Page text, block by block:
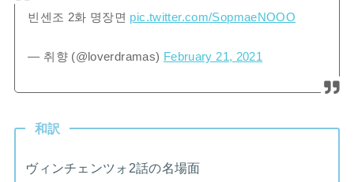
빈센조 2화 명장면 pic.twitter.com/SopmaeNOOO
— 취향 (@loverdramas) February 21, 2021
和訳
ヴィンチェンツォ2話の名場面